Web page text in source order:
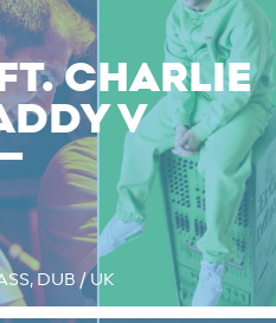
CHARLIE
V
DUB / UK